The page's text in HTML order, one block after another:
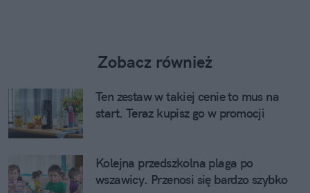
Zobacz również
Ten zestaw w takiej cenie to mus na
start. Teraz kupisz go w promocji
Kolejna przedszkolna plaga po
wszawicy. Przenosi się bardzo szybko